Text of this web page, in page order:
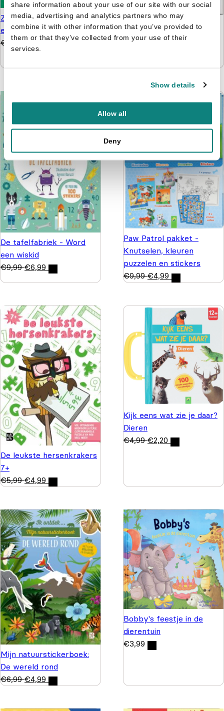
share information about your use of our site with our social
media, advertising and analytics partners who may
combine it with other information that you’ve provided to
them or that they’ve collected from your use of their
services.
Show details
Allow all
Deny
Zonnige reeks - Plakken
en kleuren 3+
€
4,99 € 3,99
Nijntje - Doeboek 4 -
Kijken, kleuren, knutselen
De tafelfabriek - Word
een wiskid
€9,99 €6,99
Paw Patrol pakket -
Knutselen, kleuren
puzzelen en stickers
€9,99 €4,99
De leukste hersenkrakers
7+
€5,99 €4,99
Kijk eens wat zie je daar?
Dieren
€4,99 €2,20
Mijn natuurstickerboek:
De wereld rond
€6,99 €4,99
Bobby's feestje in de
dierentuin
€3,99